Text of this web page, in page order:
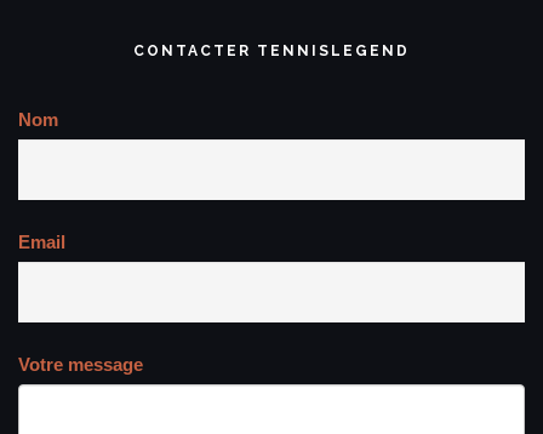
CONTACTER TENNISLEGEND
Nom
Email
Votre message